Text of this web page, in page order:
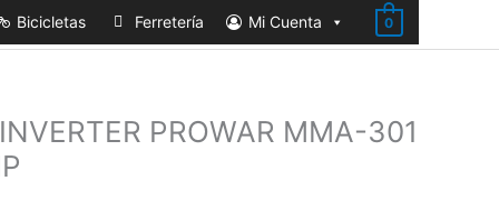
Bicicletas Ferretería Mi Cuenta 0
PROWAR MMA-301